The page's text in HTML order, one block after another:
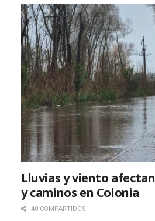
Lluvias y viento
y caminos en Colonia
40 COMPARTIDOS